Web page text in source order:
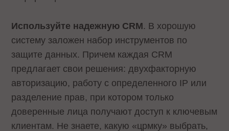
Используйте надежную CRM. В хорошую
систему заложен набор инструментов по
защите данных. Причем каждая CRM
предлагает свои решения: двухфакторную
авторизацию, работу с определенного IP или
разделение прав, при котором только
доверенные лица получают доступ к ключевым
клиентам. Не знаете, какую «црмку» выбрать,